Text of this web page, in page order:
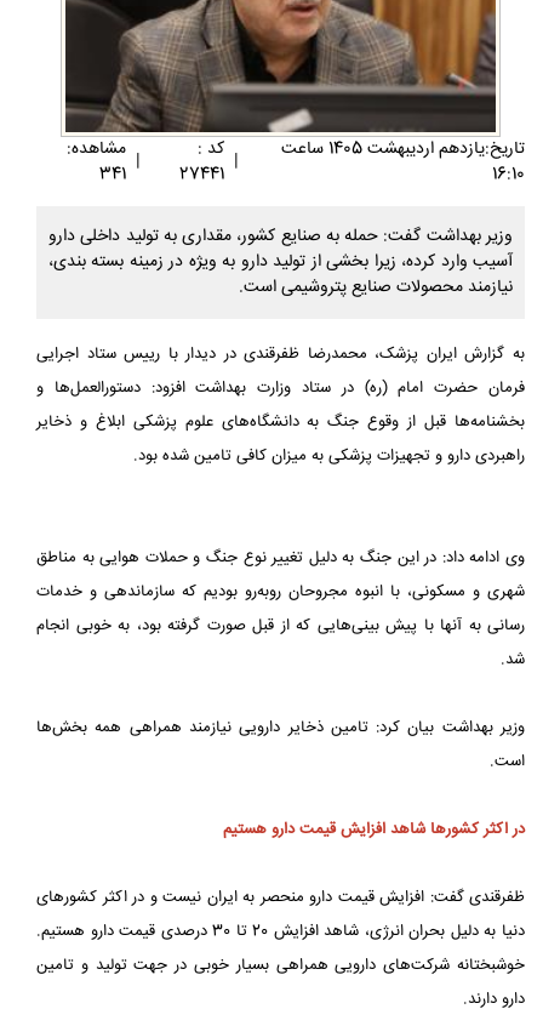
تاريخ:يازدهم ارديبهشت 1405 ساعت
16:10
| کد :
27441
| مشاهده:
341
وزیر بهداشت گفت: حمله به صنایع کشور، مقداری به تولید داخلی دارو
آسیب وارد کرده، زیرا بخشی از تولید دارو به ویژه در زمینه بسته بندی،
نیازمند محصولات صنایع پتروشیمی است.
به گزارش ایران پزشک، محمدرضا ظفرقندی در دیدار با رییس ستاد اجرایی
فرمان حضرت امام (ره) در ستاد وزارت بهداشت افزود: دستورالعمل‌ها و
بخشنامه‌ها قبل از وقوع جنگ به دانشگاه‌های علوم پزشکی ابلاغ و ذخایر
راهبردی دارو و تجهیزات پزشکی به میزان کافی تامین شده بود.
وی ادامه داد: در این جنگ به دلیل تغییر نوع جنگ و حملات هوایی به مناطق
شهری و مسکونی، با انبوه مجروحان روبه‌رو بودیم که سازماندهی و خدمات
رسانی به آنها با پیش بینی‌هایی که از قبل صورت گرفته بود، به خوبی انجام
شد.
وزیر بهداشت بیان کرد: تامین ذخایر دارویی نیازمند همراهی همه بخش‌ها
است.
در اکثر کشورها شاهد افزایش قیمت دارو هستیم
ظفرقندی گفت: افزایش قیمت دارو منحصر به ایران نیست و در اکثر کشورهای
دنیا به دلیل بحران انرژی، شاهد افزایش 20 تا 30 درصدی قیمت دارو هستیم.
خوشبختانه شرکت‌های دارویی همراهی بسیار خوبی در جهت تولید و تامین
دارو دارند.